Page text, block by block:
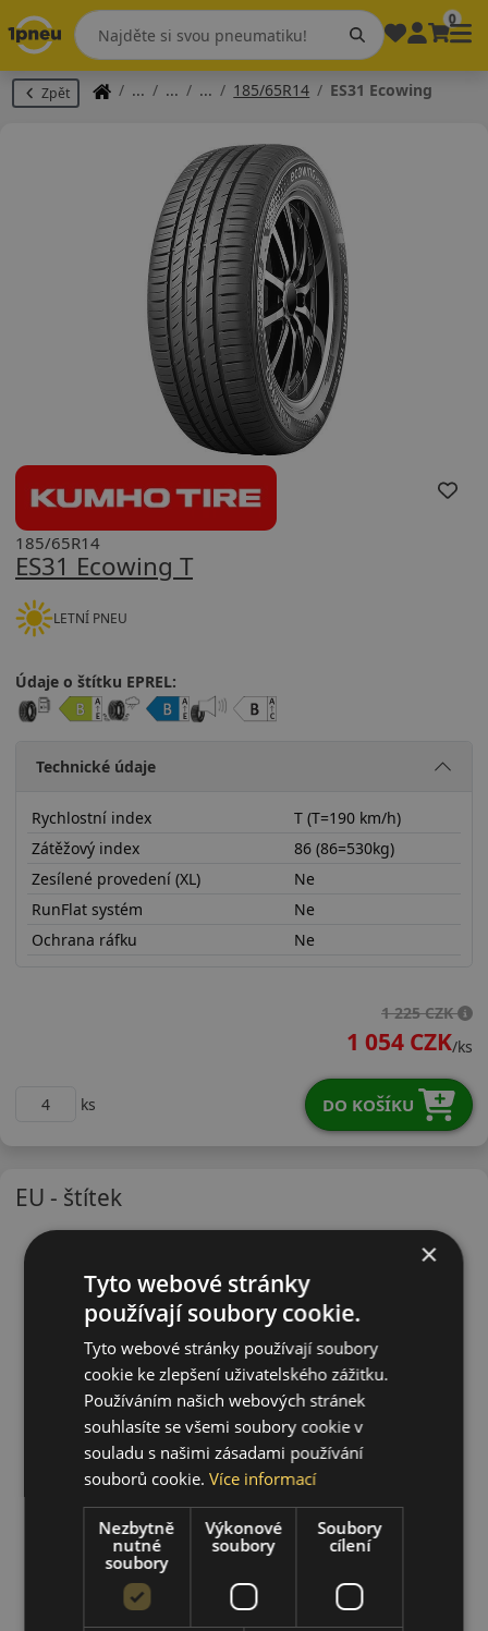
0
Zpět 185/65R14 ES31 Ecowing
ES31 Ecowing T
185/65R14
LETNÍ PNEU
Údaje o štítku EPREL:
Technické údaje
Rychlostní index
T (T=190 km/h)
Zátěžový index
86 (86=530kg)
Zesílené provedení (XL)
Ne
RunFlat systém
Ne
Ochrana ráfku
Ne
1 225 CZK
1 054 CZK/ks
ks DO KOŠÍKU
EU - štítek
×
Tyto webové stránky
používají soubory cookie.
Tyto webové stránky používají soubory
cookie ke zlepšení uživatelského zážitku.
Používáním našich webových stránek
souhlasíte se všemi soubory cookie v
souladu s našimi zásadami používání
souborů cookie.Více informací
Nezbytně
nutné
soubory
Výkonové
soubory
Soubory
cílení